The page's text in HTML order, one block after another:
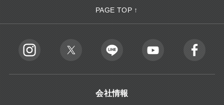
PAGE TOP ↑
会社情報